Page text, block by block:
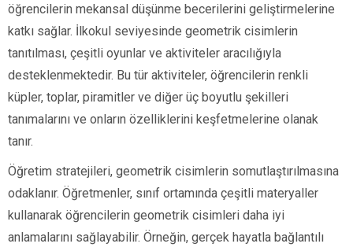
öğrencilerin mekansal düşünme becerilerini geliştirmelerine
katkı sağlar. İlkokul seviyesinde geometrik cisimlerin
tanıtılması, çeşitli oyunlar ve aktiviteler aracılığıyla
desteklenmektedir. Bu tür aktiviteler, öğrencilerin renkli
küpler, toplar, piramitler ve diğer üç boyutlu şekilleri
tanımalarını ve onların özelliklerini keşfetmelerine olanak
tanır.
Öğretim stratejileri, geometrik cisimlerin somutlaştırılmasına
odaklanır. Öğretmenler, sınıf ortamında çeşitli materyaller
kullanarak öğrencilerin geometrik cisimleri daha iyi
anlamalarını sağlayabilir. Örneğin, gerçek hayatla bağlantılı